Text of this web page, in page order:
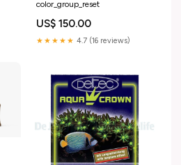
color_group_reset
US$ 150.00
★★★★★ 4.7 (16 reviews)